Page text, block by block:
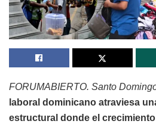
FORUMABIERTO. Santo
laboral dominicano atraviesa
estructural donde el